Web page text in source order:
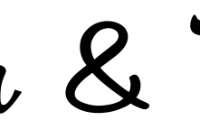
&